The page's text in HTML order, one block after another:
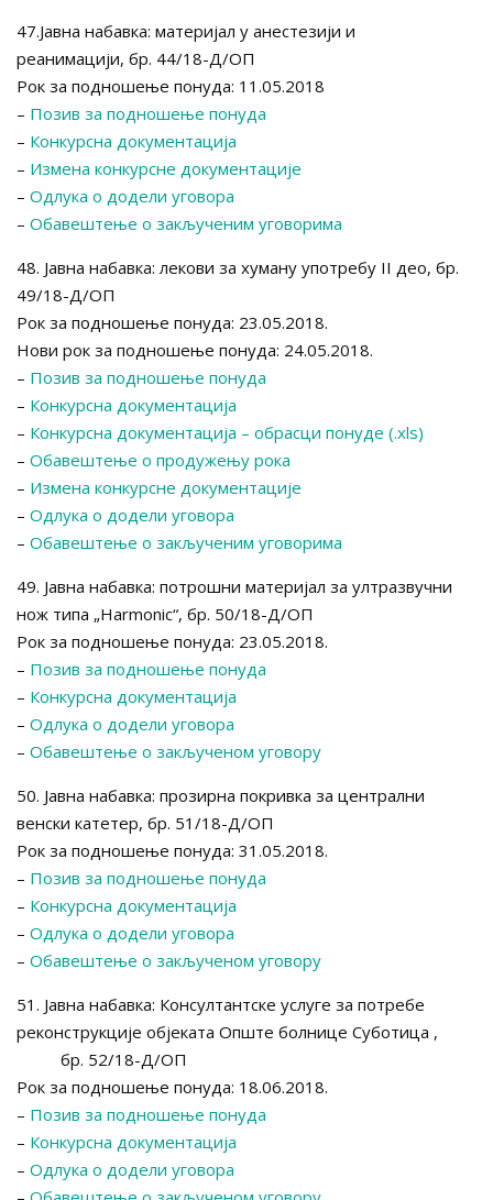
47.Јавна набавка: материјал у анестезији и
реанимацији, бр. 44/18-Д/ОП
Рок за подношење понуда: 11.05.2018
– Позив за подношење понуда
– Конкурсна документација
– Измена конкурсне документације
– Одлука о додели уговора
– Обавештење о закљученим уговорима
48. Јавна набавка: лекови за хуману употребу II део, бр.
49/18-Д/ОП
Рок за подношење понуда: 23.05.2018.
Нови рок за подношење понуда: 24.05.2018.
– Позив за подношење понуда
– Конкурсна документација
– Конкурсна документација – обрасци понуде (.xls)
– Обавештење о продужењу рока
– Измена конкурсне документације
– Одлука о додели уговора
– Обавештење о закљученим уговорима
49. Јавна набавка: потрошни материјал за ултразвучни
нож типа „Harmonic“, бр. 50/18-Д/ОП
Рок за подношење понуда: 23.05.2018.
– Позив за подношење понуда
– Конкурсна документација
– Одлука о додели уговора
– Обавештење о закљученом уговору
50. Јавна набавка: прозирна покривка за централни
венски катетер, бр. 51/18-Д/ОП
Рок за подношење понуда: 31.05.2018.
– Позив за подношење понуда
– Конкурсна документација
– Одлука о додели уговора
– Обавештење о закљученом уговору
51. Јавна набавка: Консултантске услуге за потребе
реконструкције објеката Опште болнице Суботица ,
бр. 52/18-Д/ОП
Рок за подношење понуда: 18.06.2018.
– Позив за подношење понуда
– Конкурсна документација
– Одлука о додели уговора